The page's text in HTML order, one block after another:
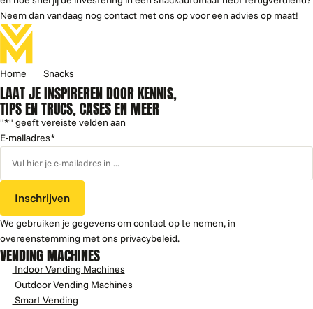
Neem dan vandaag nog contact met ons opvoor een advies op maat!
Home Snacks
LAAT JE INSPIREREN DOOR KENNIS,
TIPS EN TRUCS, CASES EN MEER
"*" geeft vereiste velden aan
E-mailadres*
Inschrijven
We gebruiken je gegevens om contact op te nemen, in
overeenstemming met ons privacybeleid.
VENDING MACHINES
Indoor Vending Machines
Outdoor Vending Machines
Smart Vending